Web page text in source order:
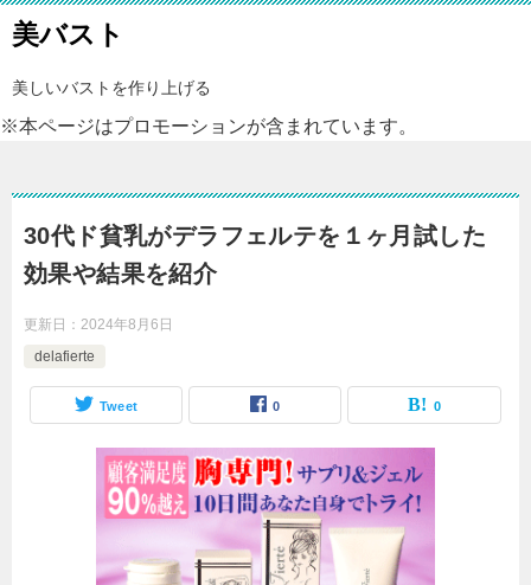
美バスト
美しいバストを作り上げる
※本ページはプロモーションが含まれています。
30代ド貧乳がデラフェルテを１ヶ月試した
効果や結果を紹介
更新日： 2024年8月6日
delafierte
Tweet 0 0